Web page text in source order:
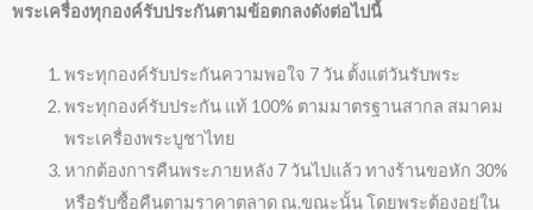
พระเครื่องทุกองค์รับประกันตามข้อตกลงดังต่อไปนี้
พระทุกองค์รับประกันความพอใจ 7 วัน ตั้งแต่วันรับพระ
พระทุกองค์รับประกัน แท้ 100% ตามมาตรฐานสากล สมาคม
พระเครื่องพระบูชาไทย
หากต้องการคืนพระภายหลัง 7 วันไปแล้ว ทางร้านขอหัก 30%
หรือรับซื้อคืนตามราคาตลาด ณ.ขณะนั้น โดยพระต้องอยู่ใน